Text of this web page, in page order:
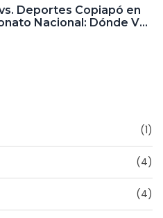
Deportes Copiapó en
Nacional: Dónde Ver
(1)
(4)
(4)